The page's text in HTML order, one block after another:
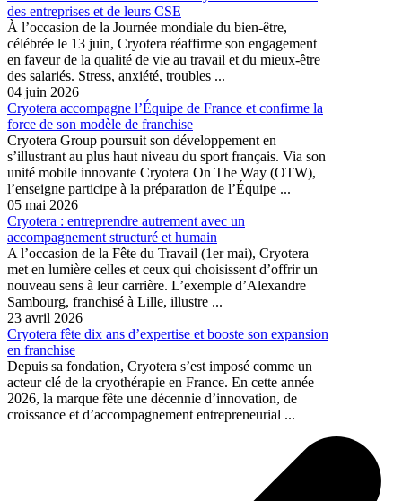
des entreprises et de leurs CSE
À l’occasion de la Journée mondiale du bien-être,
célébrée le 13 juin, Cryotera réaffirme son engagement
en faveur de la qualité de vie au travail et du mieux-être
des salariés. Stress, anxiété, troubles ...
04 juin 2026
Cryotera accompagne l’Équipe de France et confirme la
force de son modèle de franchise
Cryotera Group poursuit son développement en
s’illustrant au plus haut niveau du sport français. Via son
unité mobile innovante Cryotera On The Way (OTW),
l’enseigne participe à la préparation de l’Équipe ...
05 mai 2026
Cryotera : entreprendre autrement avec un
accompagnement structuré et humain
A l’occasion de la Fête du Travail (1er mai), Cryotera
met en lumière celles et ceux qui choisissent d’offrir un
nouveau sens à leur carrière. L’exemple d’Alexandre
Sambourg, franchisé à Lille, illustre ...
23 avril 2026
Cryotera fête dix ans d’expertise et booste son expansion
en franchise
Depuis sa fondation, Cryotera s’est imposé comme un
acteur clé de la cryothérapie en France. En cette année
2026, la marque fête une décennie d’innovation, de
croissance et d’accompagnement entrepreneurial ...